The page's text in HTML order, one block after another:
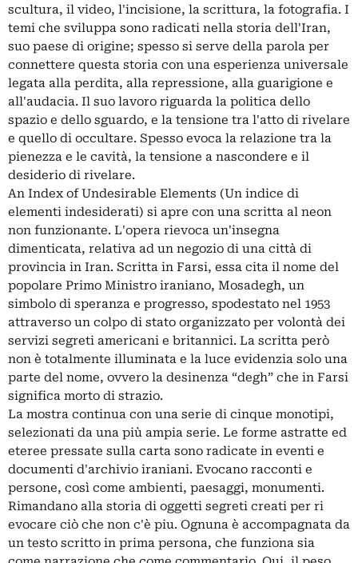
scultura, il video, l'incisione, la scrittura, la fotografia. I
temi che sviluppa sono radicati nella storia dell'Iran,
suo paese di origine; spesso si serve della parola per
connettere questa storia con una esperienza universale
legata alla perdita, alla repressione, alla guarigione e
all'audacia. Il suo lavoro riguarda la politica dello
spazio e dello sguardo, e la tensione tra l'atto di rivelare
e quello di occultare. Spesso evoca la relazione tra la
pienezza e le cavità, la tensione a nascondere e il
desiderio di rivelare.
An Index of Undesirable Elements (Un indice di
elementi indesiderati) si apre con una scritta al neon
non funzionante. L'opera rievoca un'insegna
dimenticata, relativa ad un negozio di una città di
provincia in Iran. Scritta in Farsi, essa cita il nome del
popolare Primo Ministro iraniano, Mosadegh, un
simbolo di speranza e progresso, spodestato nel 1953
attraverso un colpo di stato organizzato per volontà dei
servizi segreti americani e britannici. La scritta però
non è totalmente illuminata e la luce evidenzia solo una
parte del nome, ovvero la desinenza “degh” che in Farsi
significa morto di strazio.
La mostra continua con una serie di cinque monotipi,
selezionati da una più ampia serie. Le forme astratte ed
eteree pressate sulla carta sono radicate in eventi e
documenti d'archivio iraniani. Evocano racconti e
persone, così come ambienti, paesaggi, monumenti.
Rimandano alla storia di oggetti segreti creati per ri
evocare ciò che non c'è piu. Ognuna è accompagnata da
un testo scritto in prima persona, che funziona sia